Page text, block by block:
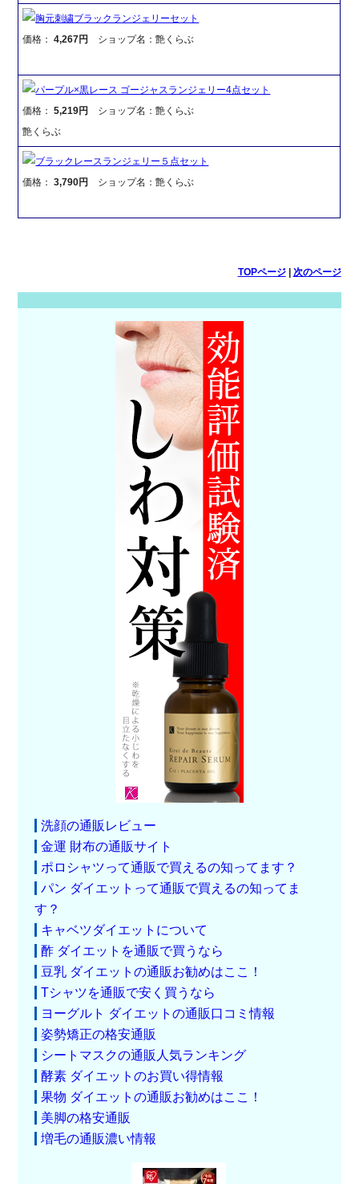
胸元刺繍ブラックランジェリーセット
価格：4,267円 ショップ名：艶くらぶ
パープル×黒レース ゴージャスランジェリー4点セット
価格：5,219円
ショップ名：艶くらぶ
艶くらぶ
ブラックレースランジェリー５点セット
価格：3,790円 ショップ名：艶くらぶ
TOPページ| 次のページ
洗顔の通販レビュー
金運 財布の通販サイト
ポロシャツって通販で買えるの知ってます？
パン ダイエットって通販で買えるの知ってま
す？
キャベツダイエットについて
酢 ダイエットを通販で買うなら
豆乳 ダイエットの通販お勧めはここ！
Tシャツを通販で安く買うなら
ヨーグルト ダイエットの通販口コミ情報
姿勢矯正の格安通販
シートマスクの通販人気ランキング
酵素 ダイエットのお買い得情報
果物 ダイエットの通販お勧めはここ！
美脚の格安通販
増毛の通販濃い情報